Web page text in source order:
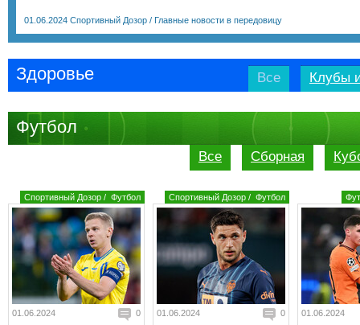
01.06.2024 Спортивный Дозор / Главные новости в передовицу
Здоровье Все Клубы
Футбол
Все Сборная
Спортивный Дозор / Футбол
01.06.2024 0
Спортивный Дозор / Футбол
01.06.2024 0 01.06.2024